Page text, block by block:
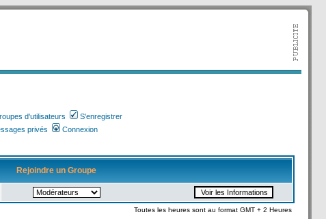
d'utilisateurs
S'enregistrer
privés Connexion
Rejoindre un Groupe
Toutes les heures sont au format GMT + 2 Heures